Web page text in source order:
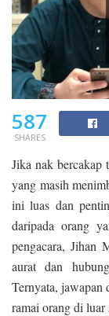
587
SHARES
Jika nak bercakap
yang masih
ini luas dan
daripada orang
pengacara, Jihan
aurat dan
Ternyata, jawapan
ramai orang di luar